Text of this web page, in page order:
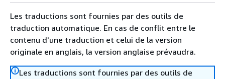
Les traductions sont fournies par des outils de
traduction automatique. En cas de conflit entre le
contenu d'une traduction et celui de la version
originale en anglais, la version anglaise prévaudra.
Les traductions sont fournies par des outils de